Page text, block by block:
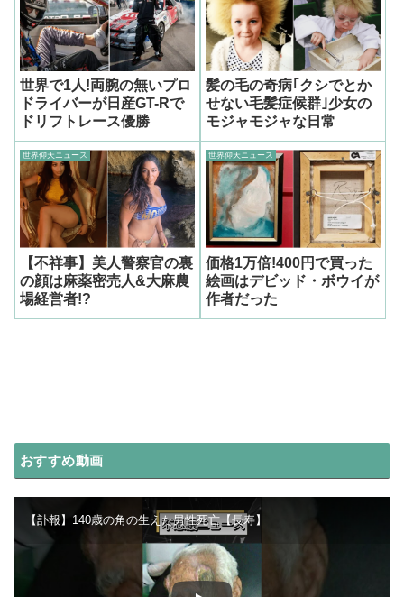
世界で1人!両腕の無いプロ
ドライバーが日産GT-Rで
ドリフトレース優勝
髪の毛の奇病｢クシでとか
せない毛髪症候群｣少女の
モジャモジャな日常
世界仰天ニュース
【不祥事】美人警察官の裏
の顔は麻薬密売人&大麻農
場経営者!?
世界仰天ニュース
価格1万倍!400円で買った
絵画はデビッド・ボウイが
作者だった
おすすめ動画
【訃報】140歳の角の生えた男性死亡【長寿】